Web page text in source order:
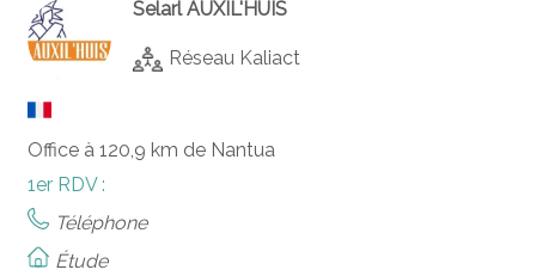
Selarl AUXIL'HUIS
Réseau Kaliact
Office à 120,9 km de Nantua
1er RDV :
Téléphone
Étude